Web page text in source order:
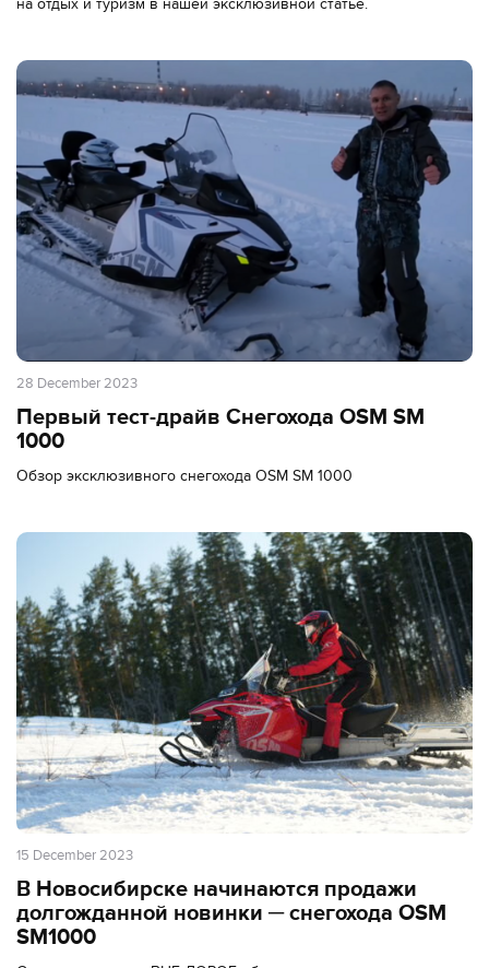
на отдых и туризм в нашей эксклюзивной статье.
28 December 2023
Первый тест-драйв Снегохода OSM SM
1000
Обзор эксклюзивного снегохода OSM SM 1000
15 December 2023
В Новосибирске начинаются продажи
долгожданной новинки ─ снегохода OSM
SM1000